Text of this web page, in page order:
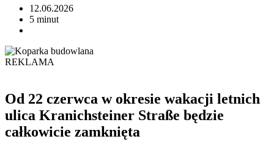
12.06.2026
5 minut
REKLAMA
Od 22 czerwca w okresie wakacji letnich
ulica Kranichsteiner Straße będzie
całkowicie zamknięta